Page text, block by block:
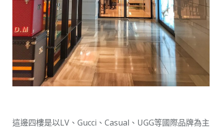
這邊四樓是以LV、Gucci、Casual、UGG等國際品牌為主